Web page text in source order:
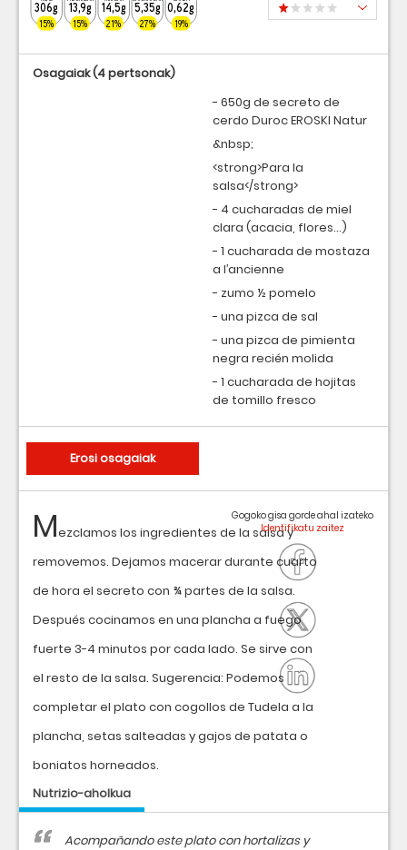
306g
15%
13,9g
15%
14,5g
21%
5,35g
27%
0,62g
19%
Mezclamos los ingredientes de la salsa y
removemos. Dejamos macerar durante cuarto
de hora el secreto con ¾ partes de la salsa.
Después cocinamos en una plancha a fuego
fuerte 3-4 minutos por cada lado. Se sirve con
el resto de la salsa. Sugerencia: Podemos
completar el plato con cogollos de Tudela a la
plancha, setas salteadas y gajos de patata o
boniatos horneados.
Nutrizio-aholkua
Acompañando este plato con hortalizas y
Gogoko gisa gorde ahal izateko
Osagaiak(4 pertsonak)
- 650g de secreto de
cerdo Duroc EROSKI Natur
&nbsp;
<strong>Para la
salsa</strong>
- 4 cucharadas de miel
clara (acacia, flores…)
- 1 cucharada de mostaza
a l’ancienne
- zumo ½ pomelo
- una pizca de sal
- una pizca de pimienta
negra recién molida
- 1 cucharada de hojitas
de tomillo fresco
Erosi osagaiak